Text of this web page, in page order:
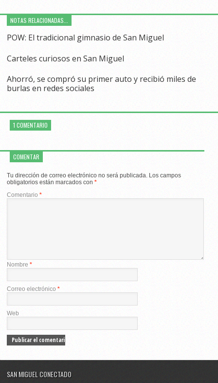
NOTAS RELACIONADAS...
POW: El tradicional gimnasio de San Miguel
Carteles curiosos en San Miguel
Ahorró, se compró su primer auto y recibió miles de
burlas en redes sociales
1 COMENTARIO
COMENTAR
Tu dirección de correo electrónico no será publicada. Los campos
obligatorios están marcados con *
Comentario *
Nombre *
Correo electrónico *
Web
SAN MIGUEL CONECTADO